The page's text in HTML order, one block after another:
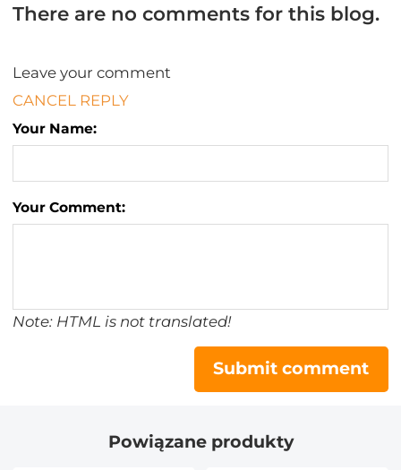
There are no comments for this blog.
Leave your comment
CANCEL REPLY
Your Name:
Your Comment:
Note: HTML is not translated!
Submit comment
Powiązane produkty